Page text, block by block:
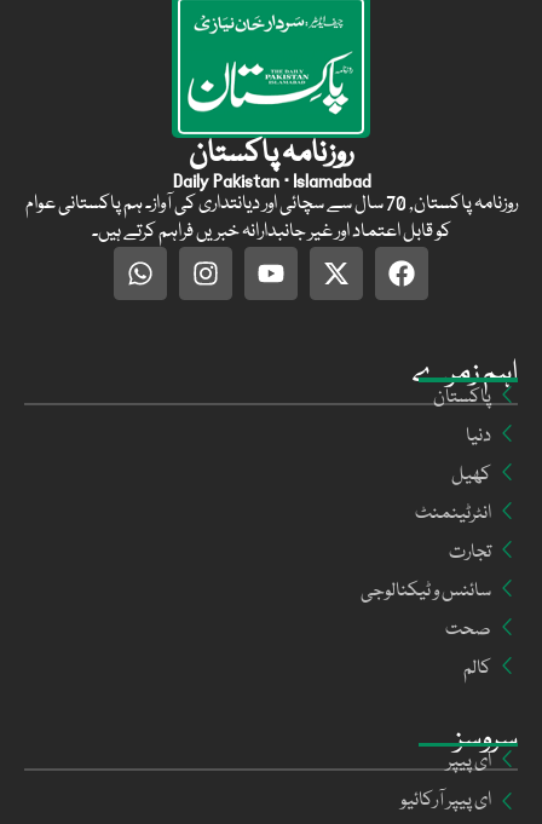
سروسز
ای پیپر
ای پیپر آرکائیو
اہم زمرے
پاکستان
دنیا
کھیل
انٹرٹینمنٹ
تجارت
سائنس و ٹیکنالوجی
صحت
کالم
روزنامہ پاکستان
Daily Pakistan · Islamabad
روزنامہ پاکستان, 70 سال سے سچائی اور دیانتداری کی آواز۔ ہم پاکستانی عوام
کو قابل اعتماد اور غیر جانبدارانہ خبریں فراہم کرتے ہیں۔